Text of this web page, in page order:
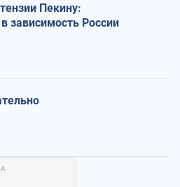
Пекину:
зависимость России